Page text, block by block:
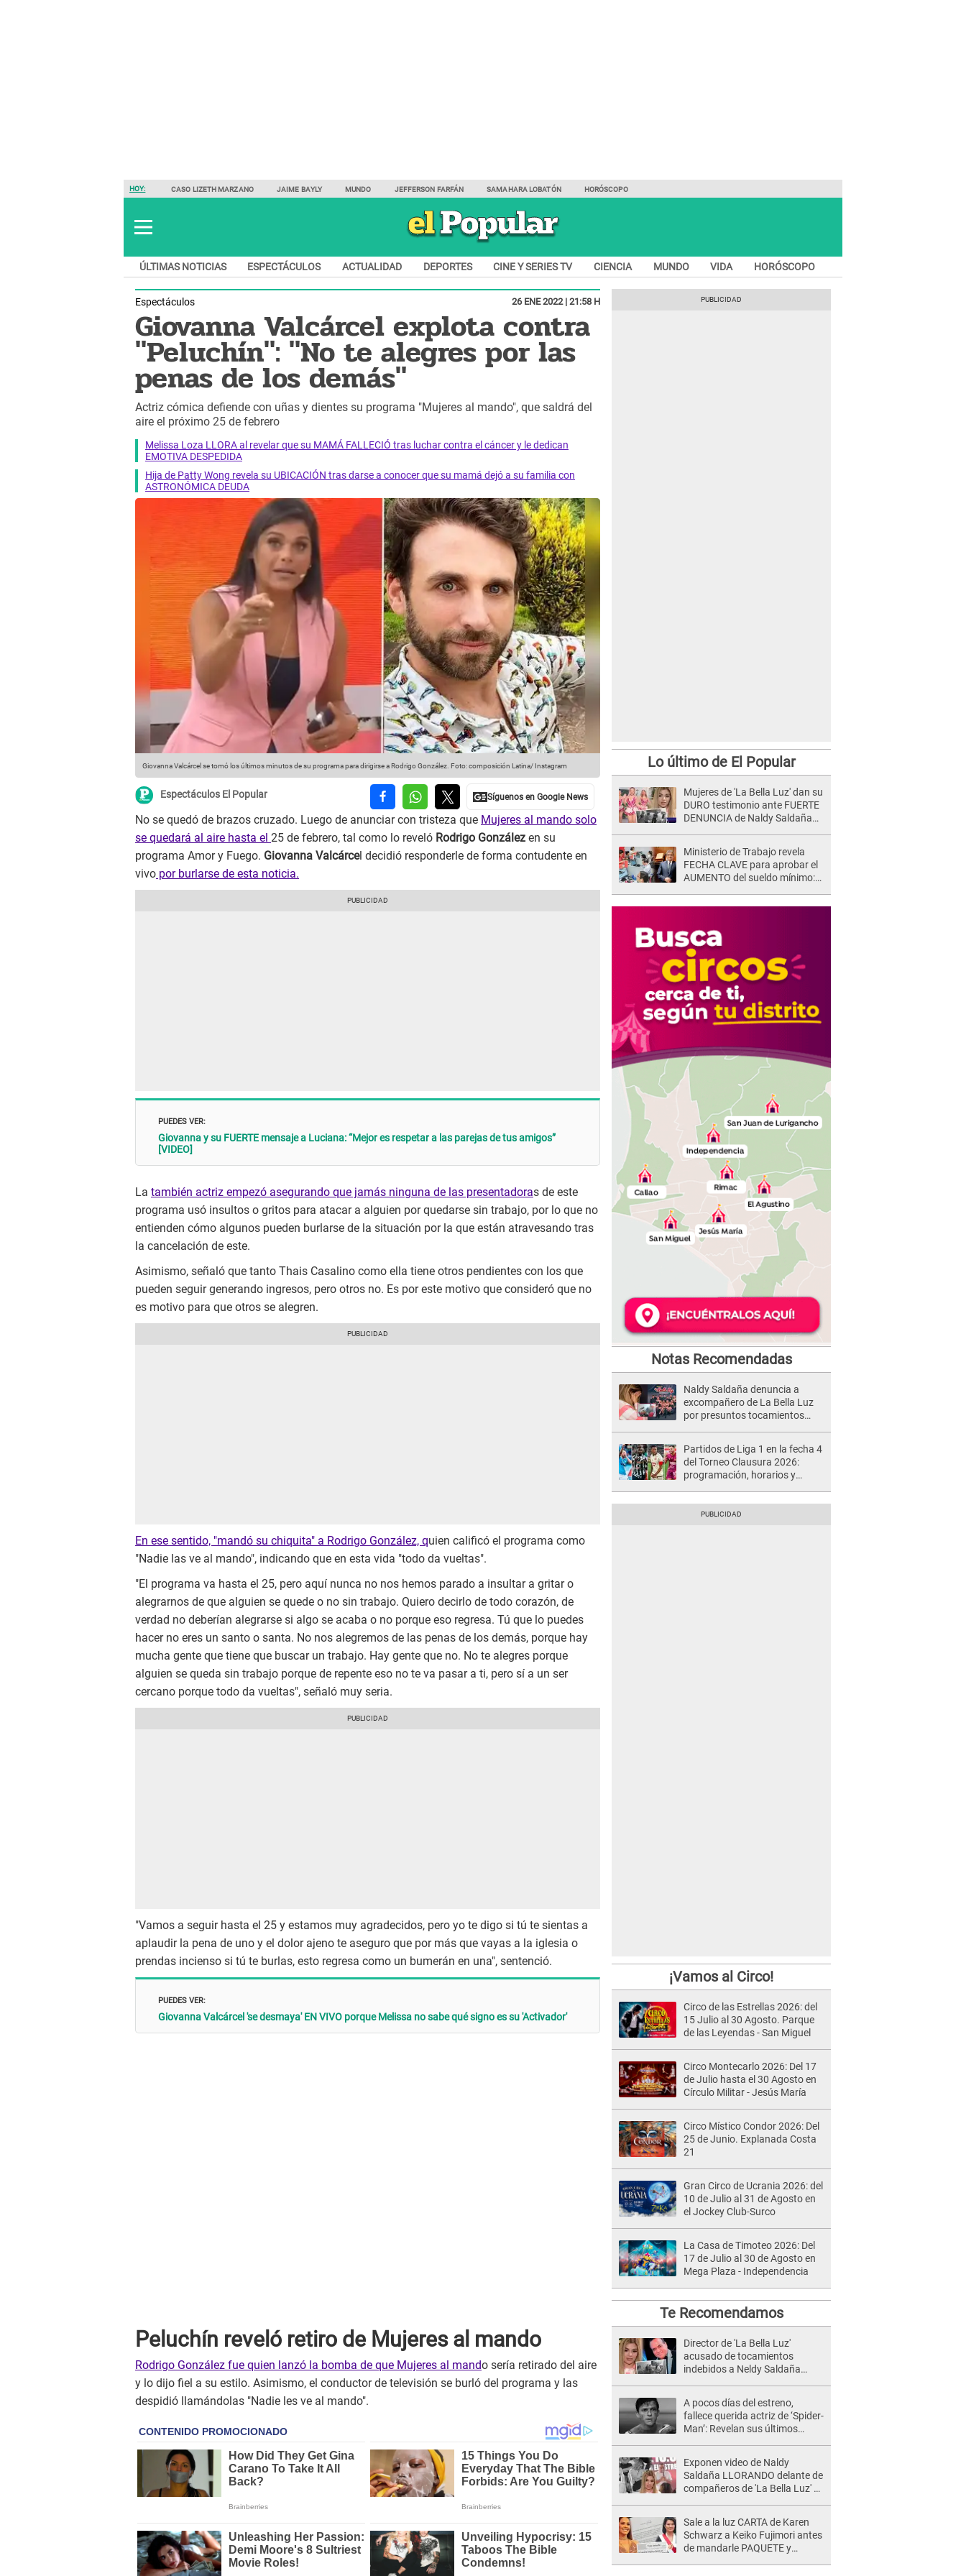
HOY: CASO LIZETH MARZANO JAIME BAYLY MUNDO JEFFERSON FARFÁN SAMAHARA LOBATÓN HORÓSCOPO
ÚLTIMAS NOTICIAS ESPECTÁCULOS ACTUALIDAD DEPORTES CINE Y SERIES TV CIENCIA MUNDO VIDA HORÓSCOPO
Espectáculos 26 ENE 2022 | 21:58 H
Giovanna Valcárcel explota contra
"Peluchín": "No te alegres por las
penas de los demás"
Actriz cómica defiende con uñas y dientes su programa "Mujeres al mando", que saldrá del
aire el próximo 25 de febrero
Melissa Loza LLORA al revelar que su MAMÁ FALLECIÓ tras luchar contra el cáncer y le dedican
EMOTIVA DESPEDIDA
Hija de Patty Wong revela su UBICACIÓN tras darse a conocer que su mamá dejó a su familia con
ASTRONÓMICA DEUDA
Giovanna Valcárcel se tomó los últimos minutos de su programa para dirigirse a Rodrigo González. Foto: composición Latina/ Instagram
Espectáculos El Popular
No se quedó de brazos cruzado. Luego de anunciar con tristeza que Mujeres al mando solo
se quedará al aire hasta el 25 de febrero, tal como lo reveló Rodrigo González en su
programa Amor y Fuego. Giovanna Valcárcel decidió responderle de forma contudente en
vivo por burlarse de esta noticia.
PUEDES VER:
Giovanna y su FUERTE mensaje a Luciana: “Mejor es respetar a las parejas de tus amigos”
[VIDEO]
La también actriz empezó asegurando que jamás ninguna de las presentadoras de este
programa usó insultos o gritos para atacar a alguien por quedarse sin trabajo, por lo que no
entienden cómo algunos pueden burlarse de la situación por la que están atravesando tras
la cancelación de este.
Asimismo, señaló que tanto Thais Casalino como ella tiene otros pendientes con los que
pueden seguir generando ingresos, pero otros no. Es por este motivo que consideró que no
es motivo para que otros se alegren.
En ese sentido, "mandó su chiquita" a Rodrigo González, quien calificó el programa como
"Nadie las ve al mando", indicando que en esta vida "todo da vueltas".
"El programa va hasta el 25, pero aquí nunca no nos hemos parado a insultar a gritar o
alegrarnos de que alguien se quede o no sin trabajo. Quiero decirlo de todo corazón, de
verdad no deberían alegrarse si algo se acaba o no porque eso regresa. Tú que lo puedes
hacer no eres un santo o santa. No nos alegremos de las penas de los demás, porque hay
mucha gente que tiene que buscar un trabajo. Hay gente que no. No te alegres porque
alguien se queda sin trabajo porque de repente eso no te va pasar a ti, pero sí a un ser
cercano porque todo da vueltas", señaló muy seria.
"Vamos a seguir hasta el 25 y estamos muy agradecidos, pero yo te digo si tú te sientas a
aplaudir la pena de uno y el dolor ajeno te aseguro que por más que vayas a la iglesia o
prendas incienso si tú te burlas, esto regresa como un bumerán en una", sentenció.
PUEDES VER:
Giovanna Valcárcel 'se desmaya' EN VIVO porque Melissa no sabe qué signo es su 'Activador'
Peluchín reveló retiro de Mujeres al mando
Rodrigo González fue quien lanzó la bomba de que Mujeres al mando sería retirado del aire
y lo dijo fiel a su estilo. Asimismo, el conductor de televisión se burló del programa y las
despidió llamándolas "Nadie les ve al mando".
Lo último de El Popular
Mujeres de 'La Bella Luz' dan su
DURO testimonio ante FUERTE
DENUNCIA de Naldy Saldaña
Ministerio de Trabajo revela
FECHA CLAVE para aprobar el
AUMENTO del sueldo mínimo:
Notas Recomendadas
Naldy Saldaña denuncia a
excompañero de La Bella Luz
por presuntos tocamientos
Partidos de Liga 1 en la fecha 4
del Torneo Clausura 2026:
programación, horarios y
¡Vamos al Circo!
Circo de las Estrellas 2026: del
15 Julio al 30 Agosto. Parque
de las Leyendas - San Miguel
Circo Montecarlo 2026: Del 17
de Julio hasta el 30 Agosto en
Círculo Militar - Jesús María
Circo Místico Condor 2026: Del
25 de Junio. Explanada Costa
21
Gran Circo de Ucrania 2026: del
10 de Julio al 31 de Agosto en
el Jockey Club-Surco
La Casa de Timoteo 2026: Del
17 de Julio al 30 de Agosto en
Mega Plaza - Independencia
Te Recomendamos
Director de 'La Bella Luz'
acusado de tocamientos
indebidos a Neldy Saldaña
A pocos días del estreno,
fallece querida actriz de ‘Spider-
Man’: Revelan sus últimos
Exponen video de Naldy
Saldaña LLORANDO delante de
compañeros de 'La Bella Luz' y
Sale a la luz CARTA de Karen
Schwarz a Keiko Fujimori antes
de mandarle PAQUETE y